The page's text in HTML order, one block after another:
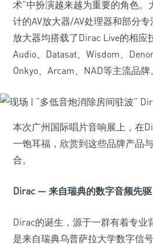
术”中扮演越来越为重要的角色。
计的AV放大器/AV处理器和部分
放大器均搭载了Dirac Live的相应
Audio、Datasat、Wisdom、
Onkyo、Arcam、NAD等主流品牌。
本次广州国际唱片音响展上，在
一饱耳福，欣赏到这些品牌产品
合。
Dirac — 来自瑞典的数字音频先驱
Dirac的诞生，源于一群有着专业
是来自瑞典乌普萨拉大学数字信